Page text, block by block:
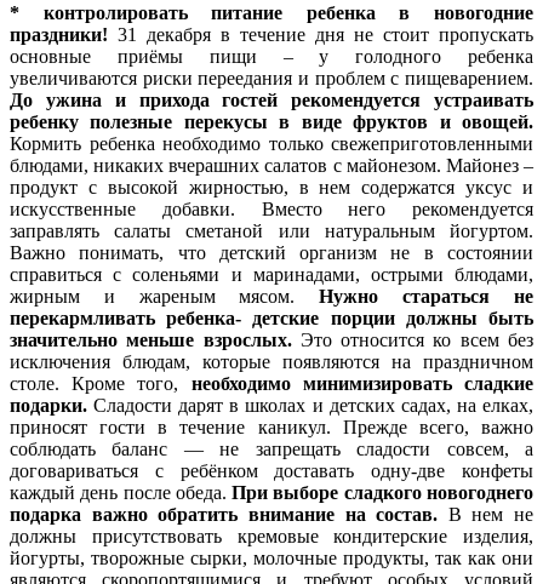
* контролировать питание ребенка в новогодние
праздники! 31 декабря в течение дня не стоит пропускать
основные приёмы пищи – у голодного ребенка
увеличиваются риски переедания и проблем с пищеварением.
До ужина и прихода гостей рекомендуется устраивать
ребенку полезные перекусы в виде фруктов и овощей.
Кормить ребенка необходимо только свежеприготовленными
блюдами, никаких вчерашних салатов с майонезом. Майонез –
продукт с высокой жирностью, в нем содержатся уксус и
искусственные добавки. Вместо него рекомендуется
заправлять салаты сметаной или натуральным йогуртом.
Важно понимать, что детский организм не в состоянии
справиться с соленьями и маринадами, острыми блюдами,
жирным и жареным мясом.Нужностараться не
перекармливать ребенка- детские порции должны быть
значительно меньше взрослых.Это относится ко всем без
исключения блюдам, которые появляются на праздничном
столе. Кроме того, необходимо минимизировать сладкие
подарки. Сладости дарят в школах и детских садах, на елках,
приносят гости в течение каникул. Прежде всего, важно
соблюдать баланс — не запрещать сладости совсем, а
договариваться с ребёнком доставать одну-две конфеты
каждый день после обеда.При выборе сладкого новогоднего
подарка важно обратить внимание на состав. В нем не
должны присутствовать кремовые кондитерские изделия,
йогурты, творожные сырки, молочные продукты, так как они
являются скоропортящимися и требуют особых условий